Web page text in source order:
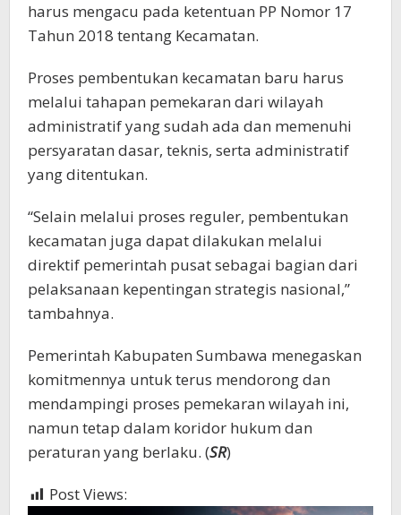
harus mengacu pada ketentuan PP Nomor 17
Tahun 2018 tentang Kecamatan.
Proses pembentukan kecamatan baru harus
melalui tahapan pemekaran dari wilayah
administratif yang sudah ada dan memenuhi
persyaratan dasar, teknis, serta administratif
yang ditentukan.
“Selain melalui proses reguler, pembentukan
kecamatan juga dapat dilakukan melalui
direktif pemerintah pusat sebagai bagian dari
pelaksanaan kepentingan strategis nasional,”
tambahnya.
Pemerintah Kabupaten Sumbawa menegaskan
komitmennya untuk terus mendorong dan
mendampingi proses pemekaran wilayah ini,
namun tetap dalam koridor hukum dan
peraturan yang berlaku. (SR)
Post Views: